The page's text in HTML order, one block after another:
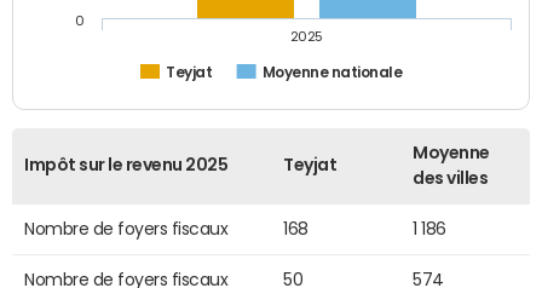
Teyjat Moyenne nationale
2025
0
Impôt sur le revenu 2025 Teyjat
Moyenne
des villes
Nombre de foyers fiscaux 168 1 186
Nombre de foyers fiscaux
50 574